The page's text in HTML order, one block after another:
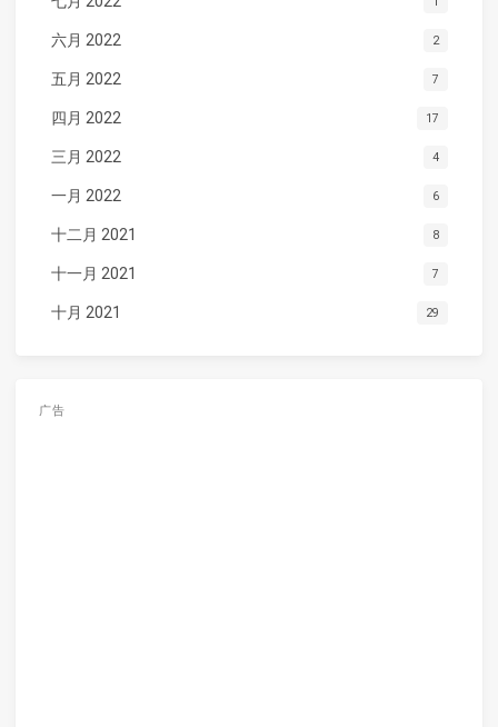
六月 2022 2
五月 2022 7
四月 2022 17
三月 2022 4
一月 2022 6
十二月 2021 8
十一月 2021 7
十月 2021 29
广告